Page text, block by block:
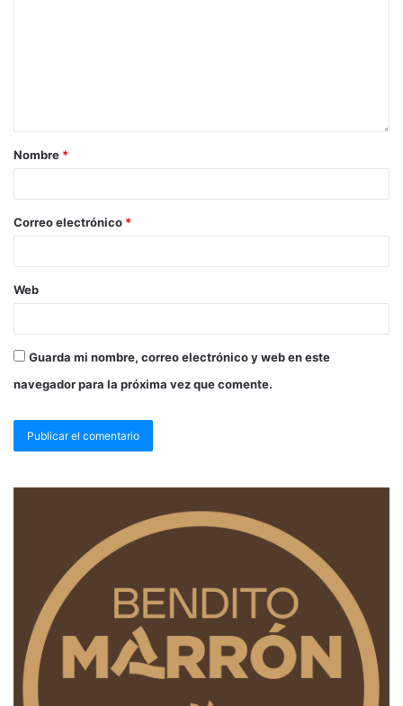
Nombre *
Correo electrónico *
Web
Guarda mi nombre, correo electrónico y web en este
navegador para la próxima vez que comente.